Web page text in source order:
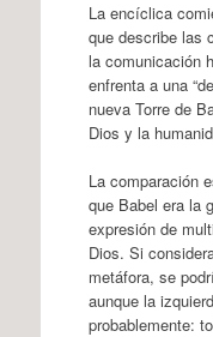
La encíclica
que describe las
la comunicación
enfrenta a una
nueva Torre de
Dios y la
La comparación
que Babel era la
expresión de
Dios. Si
metáfora, se
aunque la
probablemente: